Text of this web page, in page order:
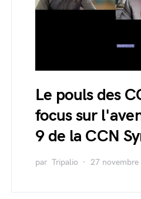
Le pouls des
focus sur
9 de la CCN
par Tripalio 27 novembre